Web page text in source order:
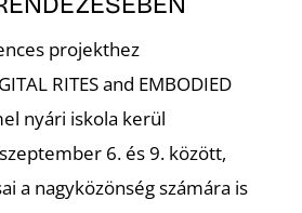
projekthez
RITES and EMBODIED
nyári iskola kerül
6. és 9. között,
a nagyközönség számára is